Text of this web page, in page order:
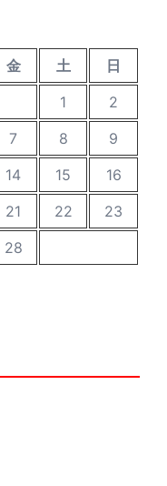
金 土
日
1
2
7 8
9
14 15
16
21 22
23
28